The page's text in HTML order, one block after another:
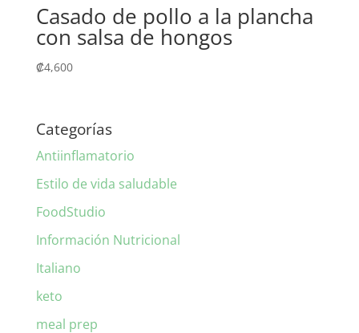
Casado de pollo a la plancha
con salsa de hongos
₡4,600
Categorías
Antiinflamatorio
Estilo de vida saludable
FoodStudio
Información Nutricional
Italiano
keto
meal prep